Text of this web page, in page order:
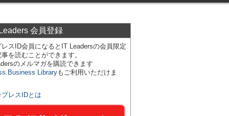
会員登録
スID会員になるとIT Leadersの会員限定
を読むことができます。
のメルマガを購読できます
Business Libraryもご利用いただけま
プレスIDとは